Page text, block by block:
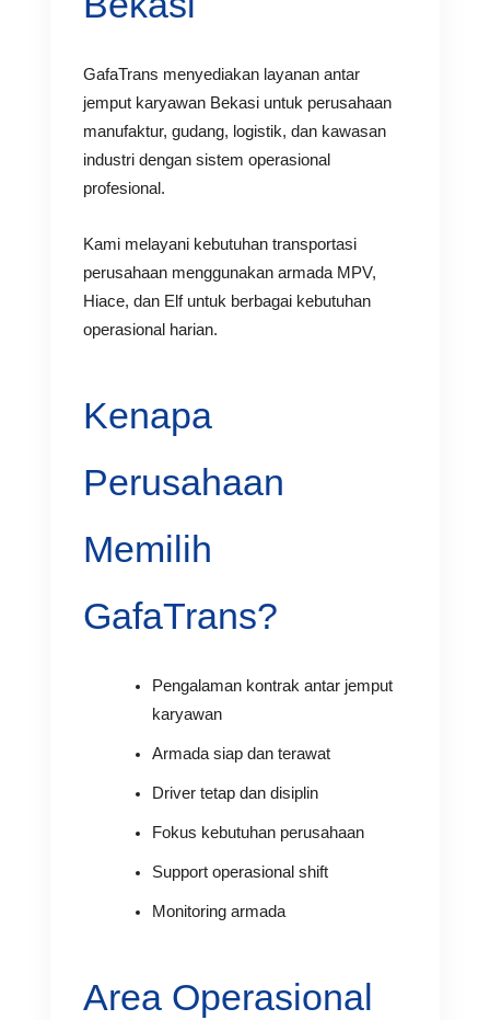
GafaTrans menyediakan layanan antar
jemput karyawan Bekasi untuk perusahaan
manufaktur, gudang, logistik, dan kawasan
industri dengan sistem operasional
profesional.
Kami melayani kebutuhan transportasi
perusahaan menggunakan armada MPV,
Hiace, dan Elf untuk berbagai kebutuhan
operasional harian.
Kenapa
Perusahaan
Memilih
GafaTrans?
Pengalaman kontrak antar jemput
karyawan
Armada siap dan terawat
Driver tetap dan disiplin
Fokus kebutuhan perusahaan
Support operasional shift
Monitoring armada
Area Operasional